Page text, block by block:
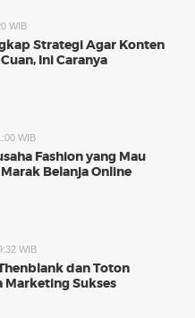
WIB
Strategi Agar Konten
Ini Caranya
WIB
Fashion yang Mau
Belanja Online
WIB
dan Toton
Marketing Sukses